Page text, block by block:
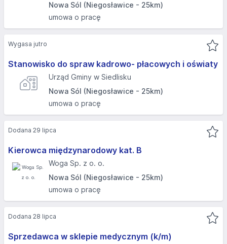
Nowa Sól (Niegosławice - 25km)
umowa o pracę
Stanowisko do spraw kadrowo- płacowych i oświaty
Urząd Gminy w Siedlisku
Nowa Sól (Niegosławice - 25km)
umowa o pracę
Wygasa jutro
Kierowca międzynarodowy kat. B
Woga Sp. z o. o.
Nowa Sól (Niegosławice - 25km)
umowa o pracę
Dodana 29 lipca
Sprzedawca w sklepie medycznym (k/m)
Dodana 28 lipca